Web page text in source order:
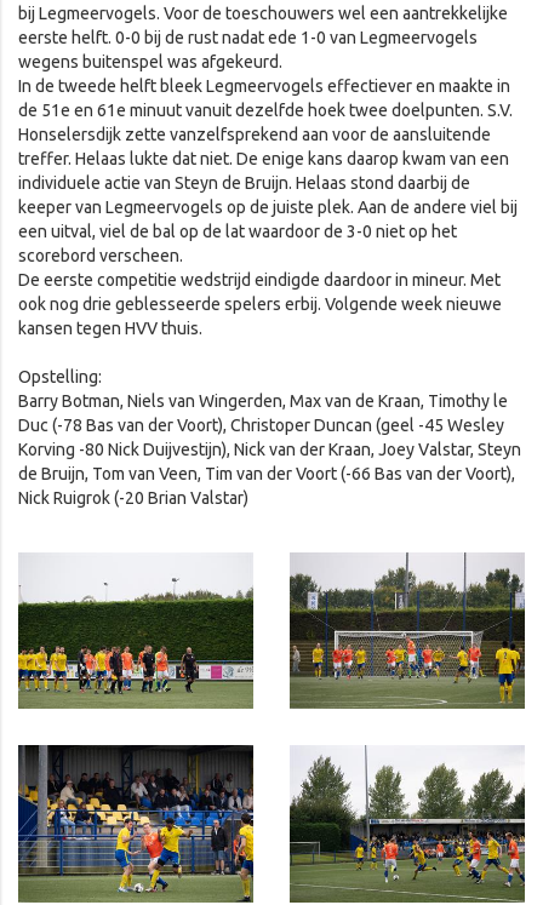
bij Legmeervogels. Voor de toeschouwers wel een aantrekkelijke
eerste helft. 0-0 bij de rust nadat ede 1-0 van Legmeervogels
wegens buitenspel was afgekeurd.
In de tweede helft bleek Legmeervogels effectiever en maakte in
de 51e en 61e minuut vanuit dezelfde hoek twee doelpunten. S.V.
Honselersdijk zette vanzelfsprekend aan voor de aansluitende
treffer. Helaas lukte dat niet. De enige kans daarop kwam van een
individuele actie van Steyn de Bruijn. Helaas stond daarbij de
keeper van Legmeervogels op de juiste plek. Aan de andere viel bij
een uitval, viel de bal op de lat waardoor de 3-0 niet op het
scorebord verscheen.
De eerste competitie wedstrijd eindigde daardoor in mineur. Met
ook nog drie geblesseerde spelers erbij. Volgende week nieuwe
kansen tegen HVV thuis.
Opstelling:
Barry Botman, Niels van Wingerden, Max van de Kraan, Timothy le
Duc (-78 Bas van der Voort), Christoper Duncan (geel -45 Wesley
Korving -80 Nick Duijvestijn), Nick van der Kraan, Joey Valstar, Steyn
de Bruijn, Tom van Veen, Tim van der Voort (-66 Bas van der Voort),
Nick Ruigrok (-20 Brian Valstar)